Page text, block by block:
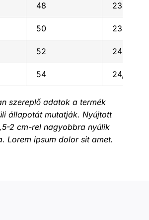
48 23
50 23,5
52 24
54 24,5
szereplő adatok a termék
állapotát mutatják. Nyújtott
2 cm-rel nagyobbra nyúlik
Lorem ipsum dolor sit amet.